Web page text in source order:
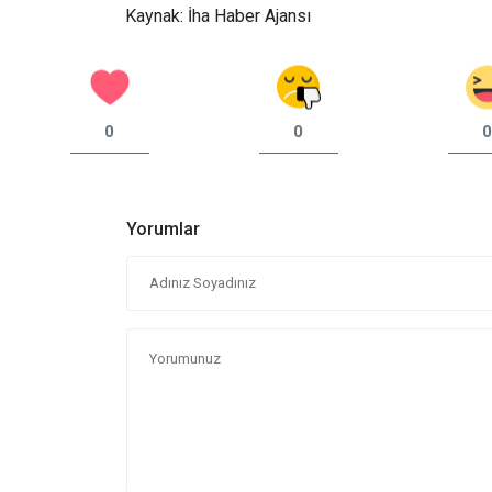
Kaynak: İha Haber Ajansı
0 0 0
Yorumlar